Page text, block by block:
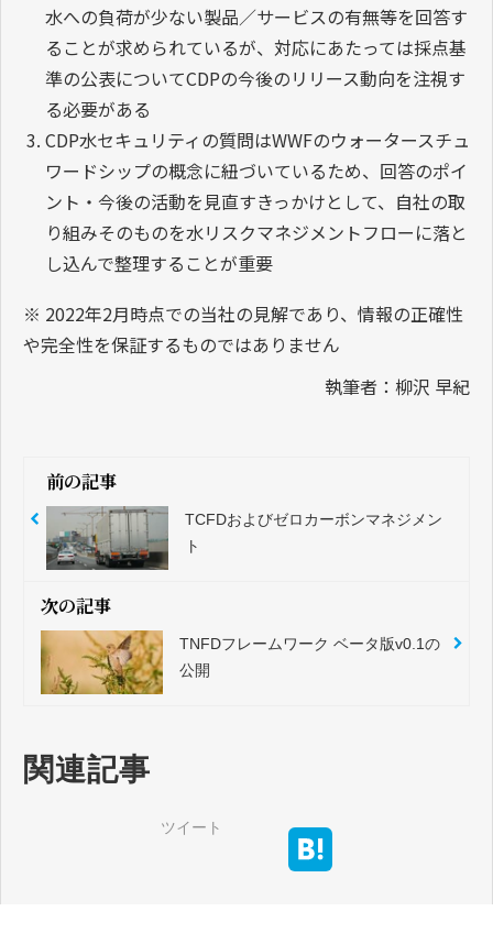
水への負荷が少ない製品／サービスの有無等を回答す
ることが求められているが、対応にあたっては採点基
準の公表についてCDPの今後のリリース動向を注視す
る必要がある
CDP水セキュリティの質問はWWFのウォータースチュ
ワードシップの概念に紐づいているため、回答のポイ
ント・今後の活動を見直すきっかけとして、自社の取
り組みそのものを水リスクマネジメントフローに落と
し込んで整理することが重要
※ 2022年2月時点での当社の見解であり、情報の正確性
や完全性を保証するものではありません
執筆者：柳沢 早紀
前の記事
TCFDおよびゼロカーボンマネジメン
ト
次の記事
TNFDフレームワーク ベータ版v0.1の
公開
関連記事
ツイート